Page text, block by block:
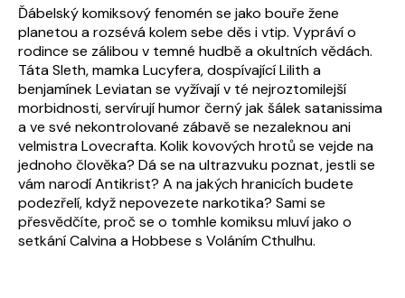
Ďábelský komiksový fenomén se jako bouře žene
planetou a rozsévá kolem sebe děs i vtip. Vypráví o
rodince se zálibou v temné hudbě a okultních vědách.
Táta Sleth, mamka Lucyfera, dospívající Lilith a
benjamínek Leviatan se vyžívají v té nejroztomilejší
morbidnosti, servírují humor černý jak šálek satanissima
a ve své nekontrolované zábavě se nezaleknou ani
velmistra Lovecrafta. Kolik kovových hrotů se vejde na
jednoho člověka? Dá se na ultrazvuku poznat, jestli se
vám narodí Antikrist? A na jakých hranicích budete
podezřelí, když nepovezete narkotika? Sami se
přesvědčíte, proč se o tomhle komiksu mluví jako o
setkání Calvina a Hobbese s Voláním Cthulhu.